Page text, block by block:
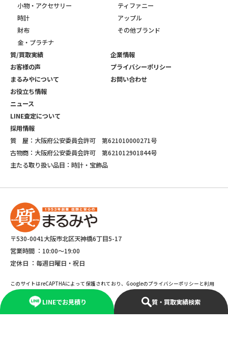
LINEでお見積り 質・買取実績検索
小物・アクセサリー
時計
財布
金・プラチナ
ティファニー
アップル
その他ブランド
質/買取実績
お客様の声
まるみやについて
お役立ち情報
ニュース
LINE査定について
採用情報
企業情報
プライバシーポリシー
お問い合わせ
質 屋：大阪府公安委員会許可 第621010000271号
古物商：大阪府公安委員会許可 第621012901844号
主たる取り扱い品目：時計・宝飾品
〒530-0041大阪市北区天神橋6丁目5-17
営業時間 ： 10:00～19:00
定休日 ： 毎週日曜日・祝日
このサイトはreCAPTHAによって保護されており、Googleのプライバシーポリシーと利用
規約が適応されます。